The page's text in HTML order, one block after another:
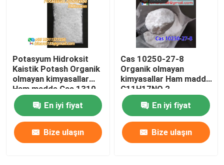
Hakkımızda
Fabrika turu
Kalite kontrol
Bir teklif isteği
Günlük Kimyasal Hammaddeler
Potasyum Hidroksit
Kaistik Potash Organik
olmayan kimyasallar
Ham madde Cas 1310-
58-3
En iyi fiyat
Bize ulaşın
Cas 10250-27-8
Organik olmayan
kimyasallar Ham madde
C11H17NO 2-
Benzylamino-2-Methyl-
1-PropanolEn iyi fiyat
Bize ulaşın